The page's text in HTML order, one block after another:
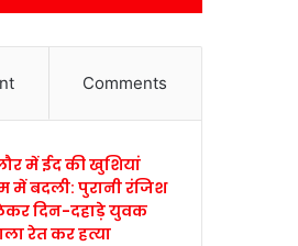
Comments
में ईद की खुशियां
में बदली: पुरानी रंजिश
दिन-दहाड़े युवक
रेत कर हत्या